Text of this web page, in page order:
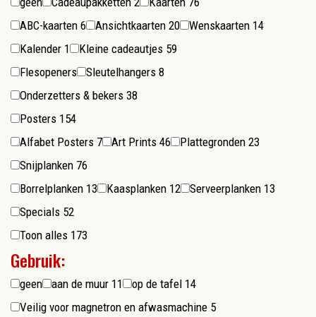
ABC-kaarten 6 Ansichtkaarten 20 Wenskaarten 14
Kalender 1 Kleine cadeautjes 59
Flesopeners
Sleutelhangers 8
Onderzetters & bekers 38
Posters 154
Alfabet Posters 7 Art Prints 46 Plattegronden 23
Snijplanken 76
Borrelplanken 13 Kaasplanken 12 Serveerplanken 13
Specials 52
Toon alles 173
Gebruik:
geen aan de muur 11 op de tafel 14
Veilig voor magnetron en afwasmachine 5